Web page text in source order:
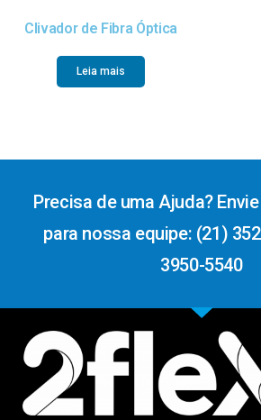
Clivador de Fibra Óptica
Leia mais
Precisa de uma Ajuda?
para nossa equipe: (21)
3950-5540